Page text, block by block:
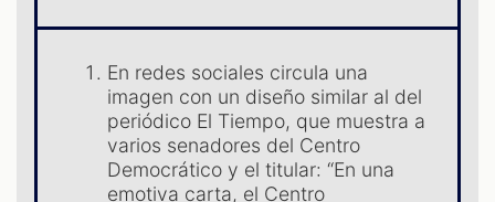
En redes sociales circula una
imagen con un diseño similar al del
periódico El Tiempo, que muestra a
varios senadores del Centro
Democrático y el titular: “En una
emotiva carta, el Centro